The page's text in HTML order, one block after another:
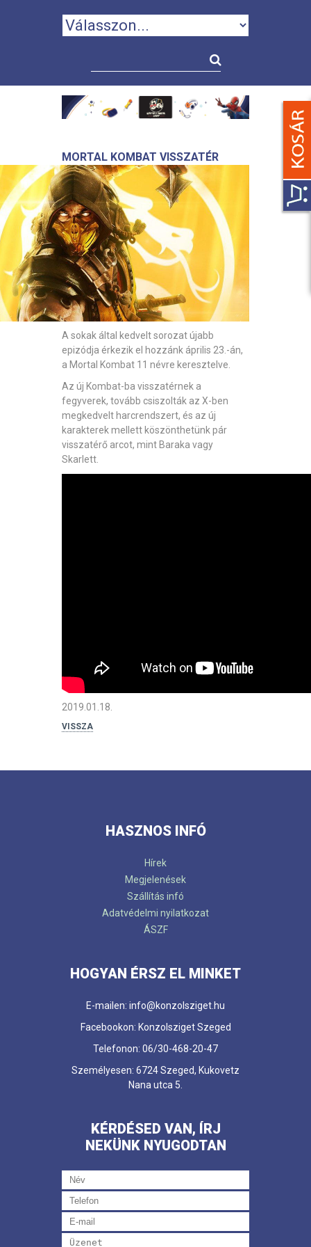
MORTAL KOMBAT VISSZATÉR
A sokak által kedvelt sorozat újabb
epizódja érkezik el hozzánk április 23.-án,
a Mortal Kombat 11 névre keresztelve.
Az új Kombat-ba visszatérnek a
fegyverek, tovább csiszolták az X-ben
megkedvelt harcrendszert, és az új
karakterek mellett köszönthetünk pár
visszatérő arcot, mint Baraka vagy
Skarlett.
2019.01.18.
VISSZA
HASZNOS INFÓ
Hírek
Megjelenések
Szállítás infó
Adatvédelmi nyilatkozat
ÁSZF
HOGYAN ÉRSZ EL MINKET
E-mailen: info@konzolsziget.hu
Facebookon: Konzolsziget Szeged
Telefonon: 06/30-468-20-47
Személyesen: 6724 Szeged, Kukovetz
Nana utca 5.
KÉRDÉSED VAN, ÍRJ
NEKÜNK NYUGODTAN